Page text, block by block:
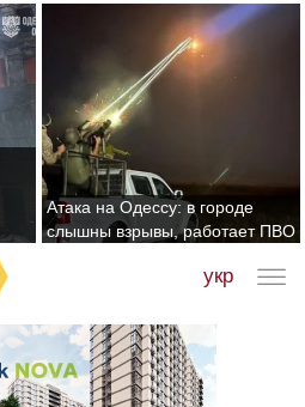
Атака на Одессу: в городе
слышны взрывы, работает ПВО
укр